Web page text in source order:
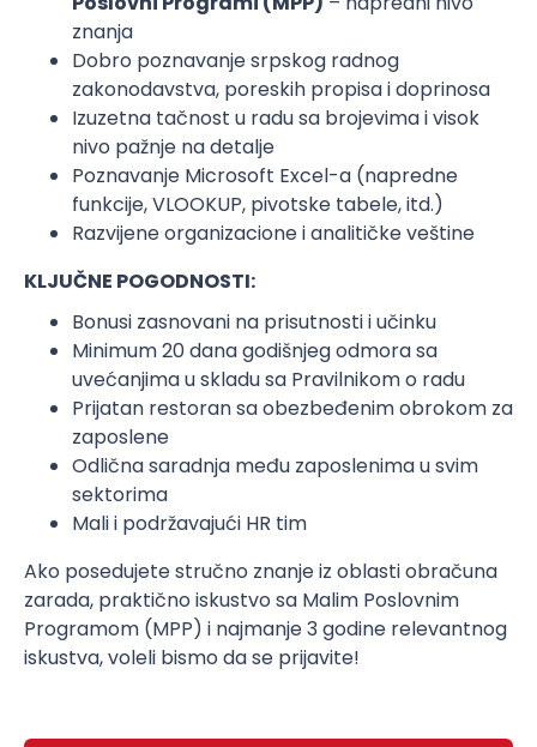
znanja
Dobro poznavanje srpskog radnog
zakonodavstva, poreskih propisa i doprinosa
Izuzetna tačnost u radu sa brojevima i visok
nivo pažnje na detalje
Poznavanje Microsoft Excel-a (napredne
funkcije, VLOOKUP, pivotske tabele, itd.)
Razvijene organizacione i analitičke veštine
KLJUČNE POGODNOSTI:
Bonusi zasnovani na prisutnosti i učinku
Minimum 20 dana godišnjeg odmora sa
uvećanjima u skladu sa Pravilnikom o radu
Prijatan restoran sa obezbeđenim obrokom za
zaposlene
Odlična saradnja među zaposlenima u svim
sektorima
Mali i podržavajući HR tim
Ako posedujete stručno znanje iz oblasti obračuna
zarada, praktično iskustvo sa Malim Poslovnim
Programom (MPP) i najmanje 3 godine relevantnog
iskustva, voleli bismo da se prijavite!